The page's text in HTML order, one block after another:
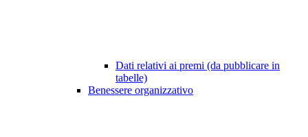
Dati relativi ai premi (da pubblicare in
tabelle)
Benessere organizzativo